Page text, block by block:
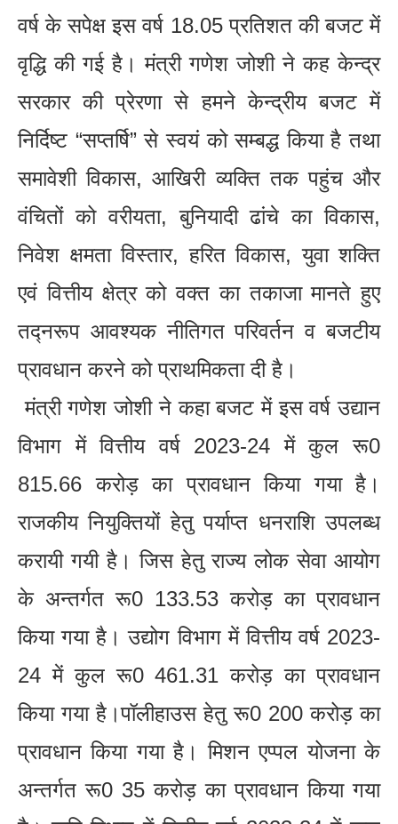
वर्ष के सपेक्ष इस वर्ष 18.05 प्रतिशत की बजट में
वृद्धि की गई है। मंत्री गणेश जोशी ने कह केन्द्र
सरकार की प्रेरणा से हमने केन्द्रीय बजट में
निर्दिष्ट “सप्तर्षि” से स्वयं को सम्बद्ध किया है तथा
समावेशी विकास, आखिरी व्यक्ति तक पहुंच और
वंचितों को वरीयता, बुनियादी ढांचे का विकास,
निवेश क्षमता विस्तार, हरित विकास, युवा शक्ति
एवं वित्तीय क्षेत्र को वक्त का तकाजा मानते हुए
तद्नरूप आवश्यक नीतिगत परिवर्तन व बजटीय
प्रावधान करने को प्राथमिकता दी है।
मंत्री गणेश जोशी ने कहा बजट में इस वर्ष उद्यान
विभाग में वित्तीय वर्ष 2023-24 में कुल रू0
815.66 करोड़ का प्रावधान किया गया है।
राजकीय नियुक्तियों हेतु पर्याप्त धनराशि उपलब्ध
करायी गयी है। जिस हेतु राज्य लोक सेवा आयोग
के अन्तर्गत रू0 133.53 करोड़ का प्रावधान
किया गया है। उद्योग विभाग में वित्तीय वर्ष 2023-
24 में कुल रू0 461.31 करोड़ का प्रावधान
किया गया है।पॉलीहाउस हेतु रू0 200 करोड़ का
प्रावधान किया गया है। मिशन एप्पल योजना के
अन्तर्गत रू0 35 करोड़ का प्रावधान किया गया